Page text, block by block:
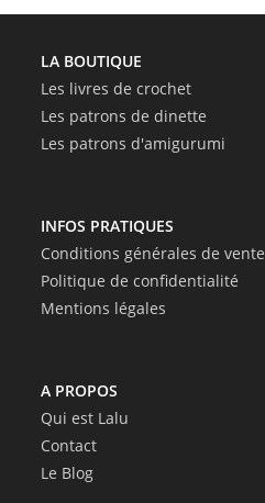
LA BOUTIQUE
Les livres de crochet
Les patrons de dinette
Les patrons d'amigurumi
INFOS PRATIQUES
Conditions générales de vente
Politique de confidentialité
Mentions légales
A PROPOS
Qui est Lalu
Contact
Le Blog